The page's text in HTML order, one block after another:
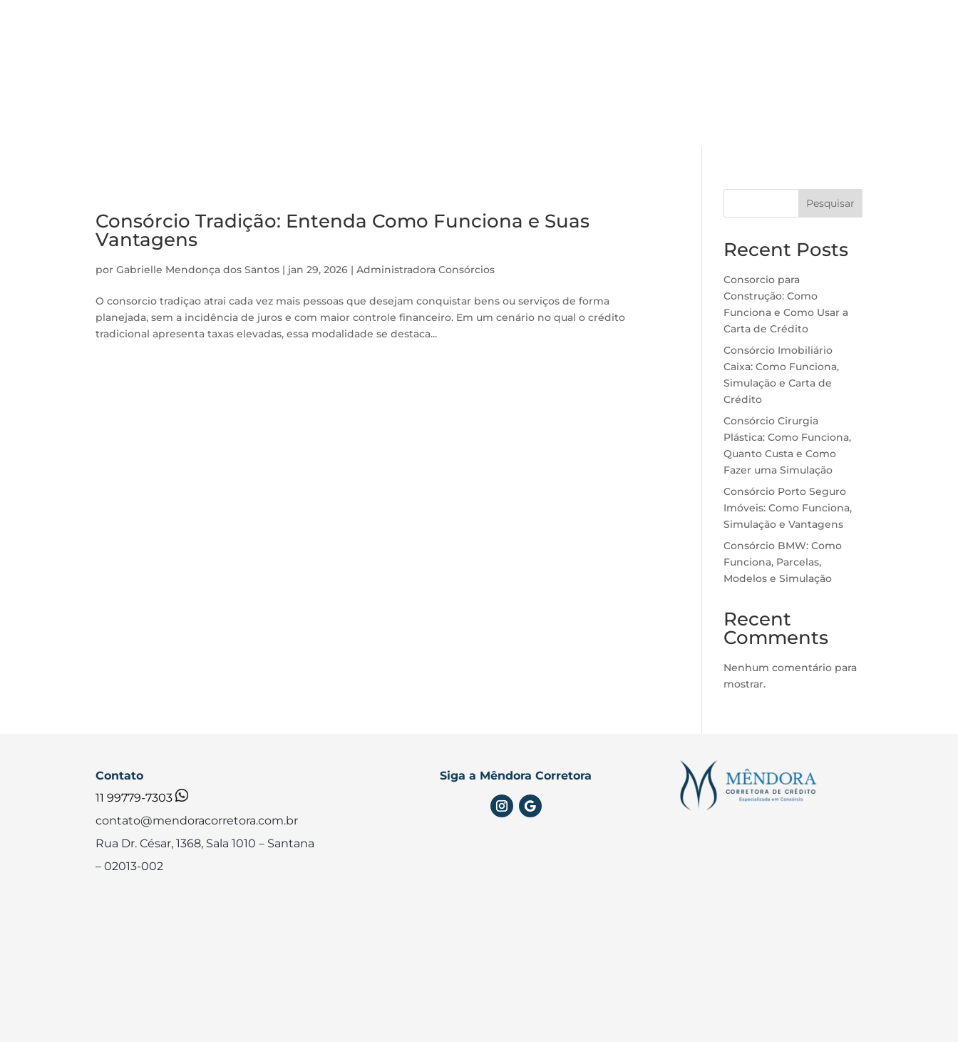
Consórcio Tradição: Entenda Como Funciona e Suas
Vantagens
porGabrielle Mendonça dos Santos | jan 29, 2026 |Administradora Consórcios
O consorcio tradiçao atrai cada vez mais pessoas que desejam conquistar bens ou serviços de forma
planejada, sem a incidência de juros e com maior controle financeiro. Em um cenário no qual o crédito
tradicional apresenta taxas elevadas, essa modalidade se destaca...
Pesquisar
Recent Posts
Consorcio para
Construção: Como
Funciona e Como Usar a
Carta de Crédito
Consórcio Imobiliário
Caixa: Como Funciona,
Simulação e Carta de
Crédito
Consórcio Cirurgia
Plástica: Como Funciona,
Quanto Custa e Como
Fazer uma Simulação
Consórcio Porto Seguro
Imóveis: Como Funciona,
Simulação e Vantagens
Consórcio BMW: Como
Funciona, Parcelas,
Modelos e Simulação
Recent
Comments
Nenhum comentário para
mostrar.
Contato
11 99779-7303
contato@mendoracorretora.com.br
Rua Dr. César, 1368, Sala 1010 – Santana
– 02013-002
Siga a Mêndora Corretora